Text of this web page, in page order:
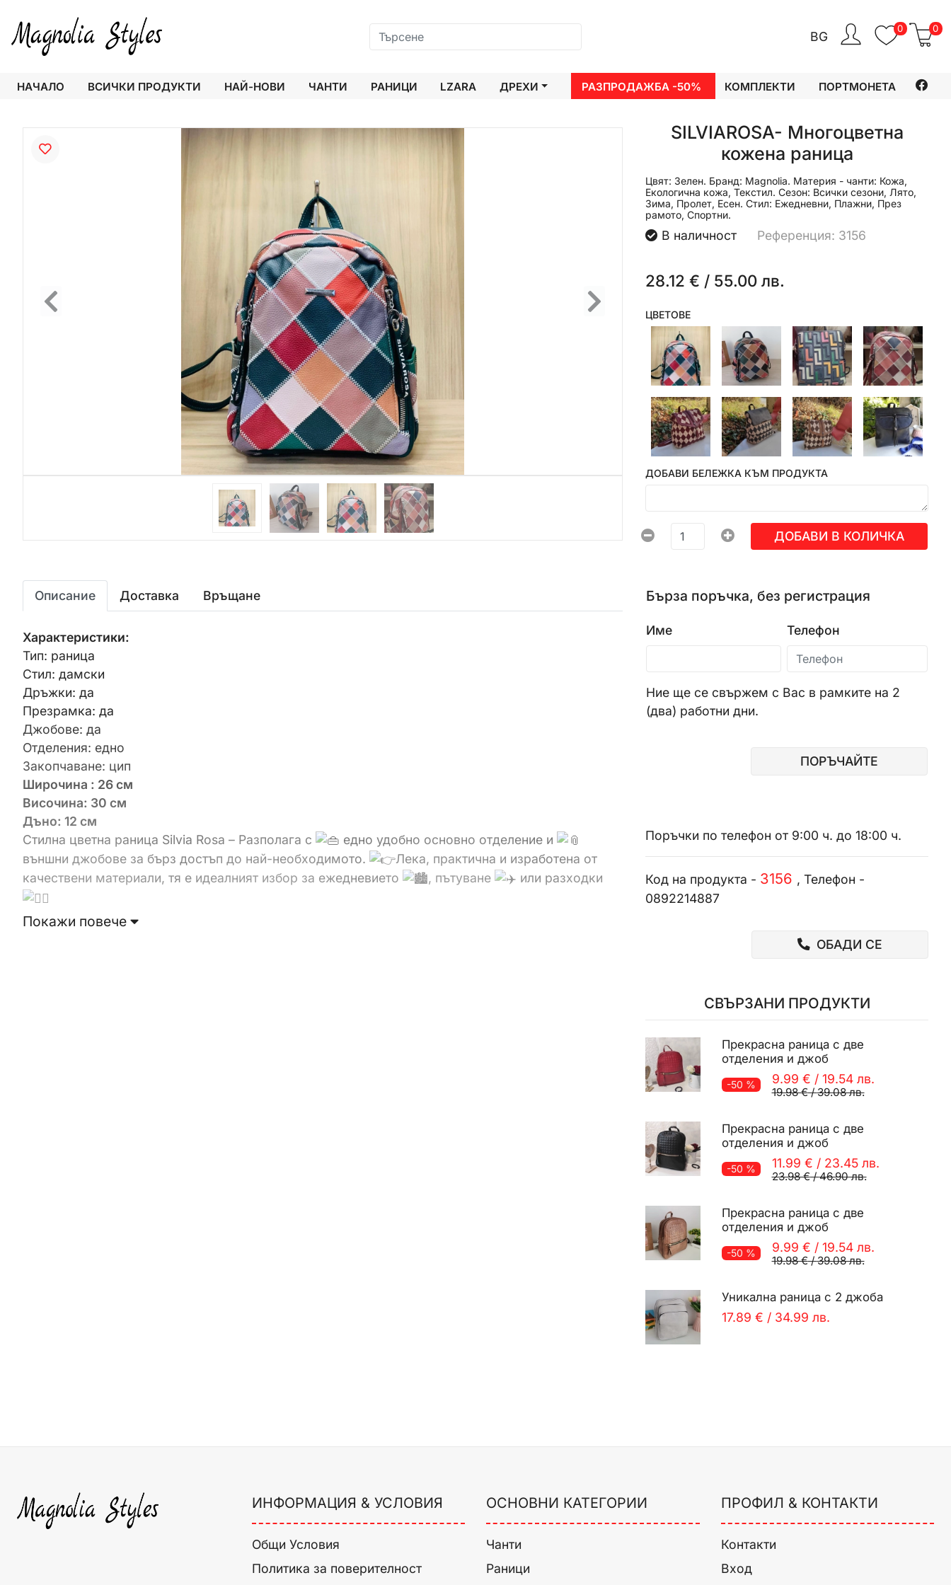
BG
0 0
НАЧАЛО ВСИЧКИ ПРОДУКТИ НАЙ-НОВИ ЧАНТИ РАНИЦИ LZARA ДРЕХИ РАЗПРОДАЖБА -50% КОМПЛЕКТИ ПОРТМОНЕТА
SILVIAROSA- Многоцветна
кожена раница
Цвят: Зелен. Бранд: Magnolia. Материя - чанти: Кожа,
Екологична кожа, Текстил. Сезон: Всички сезони, Лято,
Зима, Пролет, Есен. Стил: Ежедневни, Плажни, През
рамото, Спортни.
В наличност Референция: 3156
28.12 € / 55.00 лв.
ЦВЕТОВЕ
ДОБАВИ БЕЛЕЖКА КЪМ ПРОДУКТА
ДОБАВИ В КОЛИЧКА
Бърза поръчка, без регистрация
Име Телефон
Ние ще се свържем с Вас в рамките на 2
(два) работни дни.
ПОРЪЧАЙТЕ
Поръчки по телефон от 9:00 ч. до 18:00 ч.
Код на продукта - 3156 , Телефон -
0892214887
ОБАДИ СЕ
СВЪРЗАНИ ПРОДУКТИ
Прекрасна раница с две
отделения и джоб
-50 % 9.99 € / 19.54 лв.
19.98 €/39.08 лв.
Прекрасна раница с две
отделения и джоб
-50 % 11.99 € / 23.45 лв.
23.98 €/46.90 лв.
Прекрасна раница с две
отделения и джоб
-50 % 9.99 € / 19.54 лв.
19.98 €/39.08 лв.
Уникална раница с 2 джоба
17.89 € / 34.99 лв.
Описание Доставка Връщане
Характеристики:
Тип: раница
Стил: дамски
Дръжки: да
Презрамка: да
Джобове: да
Отделения: едно
Закопчаване: цип
Широчина : 26 см
Височина: 30 см
Дъно: 12 см
Стилна цветна раница Silvia Rosa – Разполага с
едно удобно основно отделение и
външни джобове за бърз достъп до най-необходимото.
Лека, практична и изработена от
качествени материали, тя е идеалният избор за ежедневието
, пътуване или разходки
Покажи повече
ИНФОРМАЦИЯ & УСЛОВИЯ
Общи Условия
Политика за поверителност
ОСНОВНИ КАТЕГОРИИ
Чанти
Раници
ПРОФИЛ & КОНТАКТИ
Контакти
Вход